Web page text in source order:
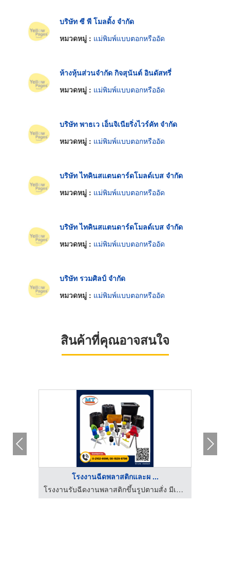
บริษัท ซี พี โมลดิ้ง จำกัด
หมวดหมู่ : แม่พิมพ์แบบตอกหรืออัด
ห้างหุ้นส่วนจำกัด กิจสุนันต์ อินดัสทรี่
หมวดหมู่ : แม่พิมพ์แบบตอกหรืออัด
บริษัท พาธเว เอ็นจิเนียริ่งไวร์คัท จำกัด
หมวดหมู่ : แม่พิมพ์แบบตอกหรืออัด
บริษัท ไทคินสแตนดาร์ดโมลด์เบส จำกัด
หมวดหมู่ : แม่พิมพ์แบบตอกหรืออัด
บริษัท ไทคินสแตนดาร์ดโมลด์เบส จำกัด
หมวดหมู่ : แม่พิมพ์แบบตอกหรืออัด
บริษัท รวมศิลป์ จำกัด
หมวดหมู่ : แม่พิมพ์แบบตอกหรืออัด
สินค้าที่คุณอาจสนใจ
โรงงานฉีดพลาสติกและผ ...
โรงงานรับฉีดงานพลาสติกขึ้นรูปตามสั่ง มีเทค โมลด์แอนด์พาร์ท